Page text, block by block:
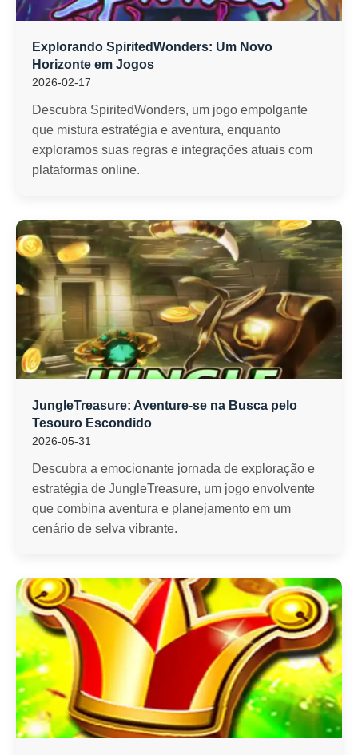
Explorando SpiritedWonders: Um Novo
Horizonte em Jogos
2026-02-17
Descubra SpiritedWonders, um jogo empolgante
que mistura estratégia e aventura, enquanto
exploramos suas regras e integrações atuais com
plataformas online.
JungleTreasure: Aventure-se na Busca pelo
Tesouro Escondido
2026-05-31
Descubra a emocionante jornada de exploração e
estratégia de JungleTreasure, um jogo envolvente
que combina aventura e planejamento em um
cenário de selva vibrante.